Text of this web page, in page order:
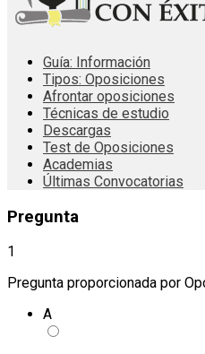
Guía: Información
Tipos: Oposiciones
Afrontar oposiciones
Técnicas de estudio
Descargas
Test de Oposiciones
Academias
Últimas Convocatorias
Pregunta
1
Pregunta proporcionada por
A